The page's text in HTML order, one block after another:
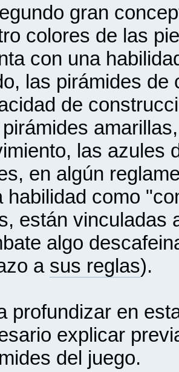
gran
colores de las
con una
las pirámides de
de
las azules
en algún
habilidad como
están vinculadas
algo
a sus reglas).
profundizar en
explicar
del juego.